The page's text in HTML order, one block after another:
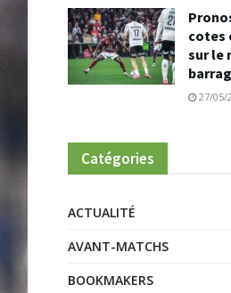
cotes
sur le
27/05/
Catégories
ACTUALITÉ
AVANT-MATCHS
BOOKMAKERS